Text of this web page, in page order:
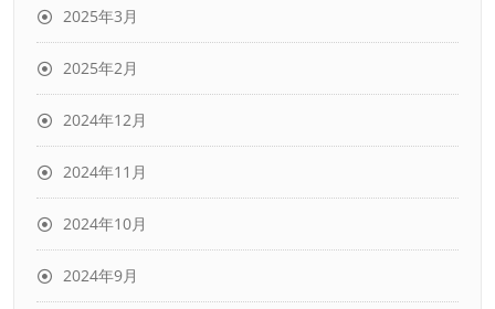
2025年3月
2025年2月
2024年12月
2024年11月
2024年10月
2024年9月